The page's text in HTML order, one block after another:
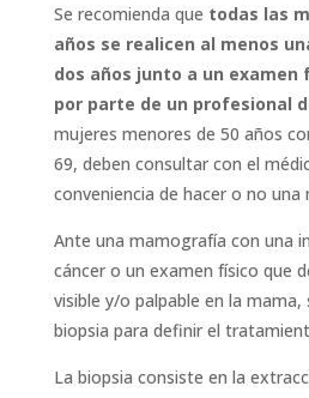
Se recomienda que todas las
años se realicen al menos
dos años junto a un examen
por parte de un profesional
mujeres menores de 50 años
69, deben consultar con el
conveniencia de hacer o no una
Ante una mamografía con una
cáncer o un examen físico que
visible y/o palpable en la mama,
biopsia para definir el
La biopsia consiste en la